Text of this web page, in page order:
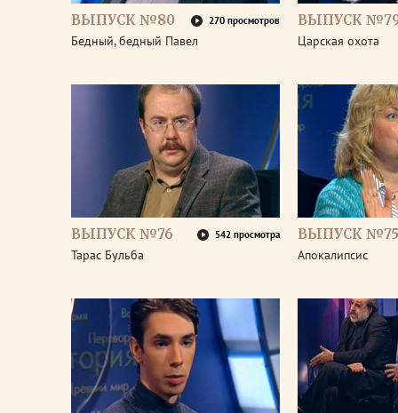
ВЫПУСК №80 270 просмотров
Бедный, бедный Павел
ВЫПУСК
Царская охота
ВЫПУСК №76 542 просмотра
Тарас Бульба
ВЫПУСК №75
Апокалипсис